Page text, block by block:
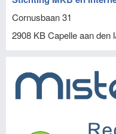
Cornusbaan 31
2908 KBCapelle aan den